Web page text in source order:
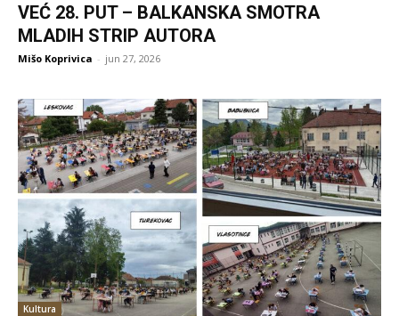
VEĆ 28. PUT – BALKANSKA SMOTRA
MLADIH STRIP AUTORA
Mišo Koprivica - jun 27, 2026
Kultura